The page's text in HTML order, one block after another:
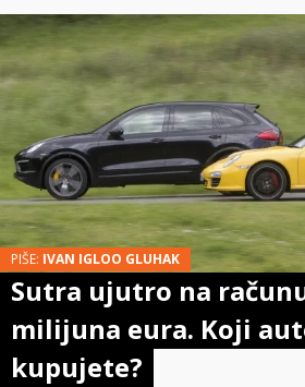
PIŠE: IVAN IGLOO GLUHAK
Sutra ujutro na
milijuna eura. Koji
kupujete?